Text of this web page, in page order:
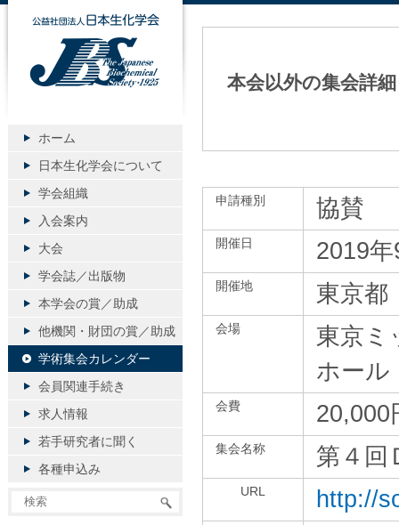
本会以外の集会詳細
申請種別 協賛
開催日 2019
開催地 東京都
会場
東京
ホール
会費 20,000
集会名称 第４回
URL http://
公益社団法人日本生化学会
ホーム
日本生化学会について
学会組織
入会案内
大会
学会誌／出版物
本学会の賞／助成
他機関・財団の賞／助成
学術集会カレンダー
会員関連手続き
求人情報
若手研究者に聞く
各種申込み